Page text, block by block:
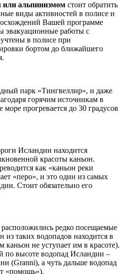
или альпинизмом стоит обратить
виды активностей в полисе и
Вашей программе
эвакуационные работы с
в полисе при
бортом до ближайшего
парк «Тингвеллир», и даже
горячим источникам в
прогревается до 30 градусов
Исландии находится
красоты каньон.
как «каньон реки
«перо», и это один из самых
Стоит обязательно его
редко посещаемые
таких водопадов находится в
каньон не уступает им в красоте).
по высоте водопад Исландии –
(Granni), а чуть дальше водопад
«помощь»).